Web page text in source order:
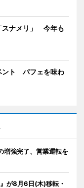
スナメリ」 今年も
ント パフェを味わ
増強完了、営業運転を
が8月6日(木)移転・